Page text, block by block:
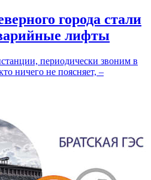
города стали
лифты
периодически звоним в
ничего не поясняет, –